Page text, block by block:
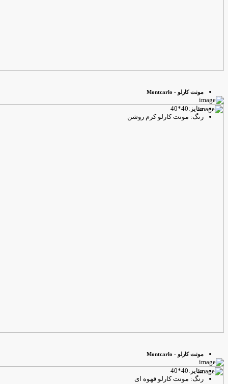
مونت کارلو - Montcarlo
سایز:40*40
رنگ: مونت کارلو کرم روشن
مونت کارلو - Montcarlo
سایز:40*40
رنگ: مونت کارلو قهوه ای